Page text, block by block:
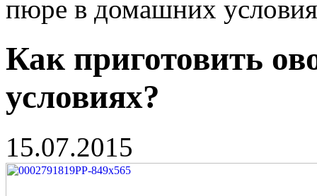
пюре в домашних
Как приготовить
условиях?
15.07.2015